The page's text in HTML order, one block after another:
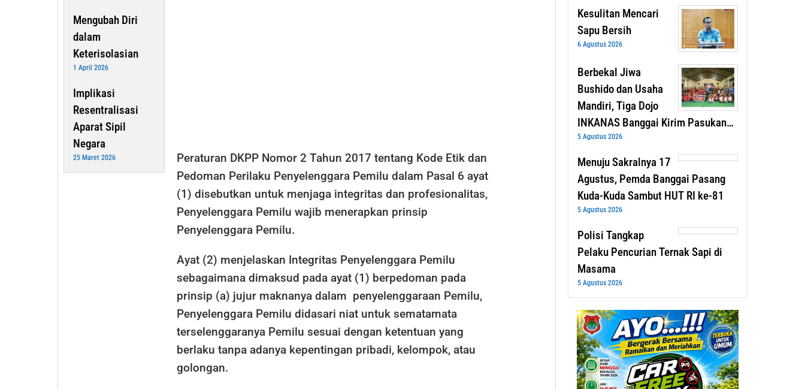
Mengubah Diri
dalam
Keterisolasian
1 April 2026
Implikasi
Resentralisasi
Aparat Sipil
Negara
25 Maret 2026
Peraturan DKPP Nomor 2 Tahun 2017 tentang Kode Etik dan
Pedoman Perilaku Penyelenggara Pemilu dalam Pasal 6 ayat
(1) disebutkan untuk menjaga integritas dan profesionalitas,
Penyelenggara Pemilu wajib menerapkan prinsip
Penyelenggara Pemilu.
Ayat (2) menjelaskan Integritas Penyelenggara Pemilu
sebagaimana dimaksud pada ayat (1) berpedoman pada
prinsip (a) jujur maknanya dalam penyelenggaraan Pemilu,
Penyelenggara Pemilu didasari niat untuk sematamata
terselenggaranya Pemilu sesuai dengan ketentuan yang
berlaku tanpa adanya kepentingan pribadi, kelompok, atau
golongan.
Kesulitan Mencari
Sapu Bersih
6 Agustus 2026
Berbekal Jiwa
Bushido dan Usaha
Mandiri, Tiga Dojo
INKANAS Banggai Kirim Pasukan…
5 Agustus 2026
Menuju Sakralnya 17
Agustus, Pemda Banggai Pasang
Kuda-Kuda Sambut HUT RI ke-81
5 Agustus 2026
Polisi Tangkap
Pelaku Pencurian Ternak Sapi di
Masama
5 Agustus 2026